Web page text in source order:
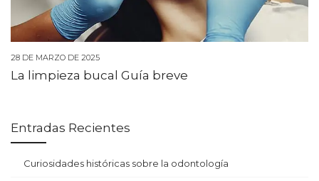
28 DE MARZO DE 2025
La limpieza bucal Guía breve
Entradas Recientes
Curiosidades históricas sobre la odontología